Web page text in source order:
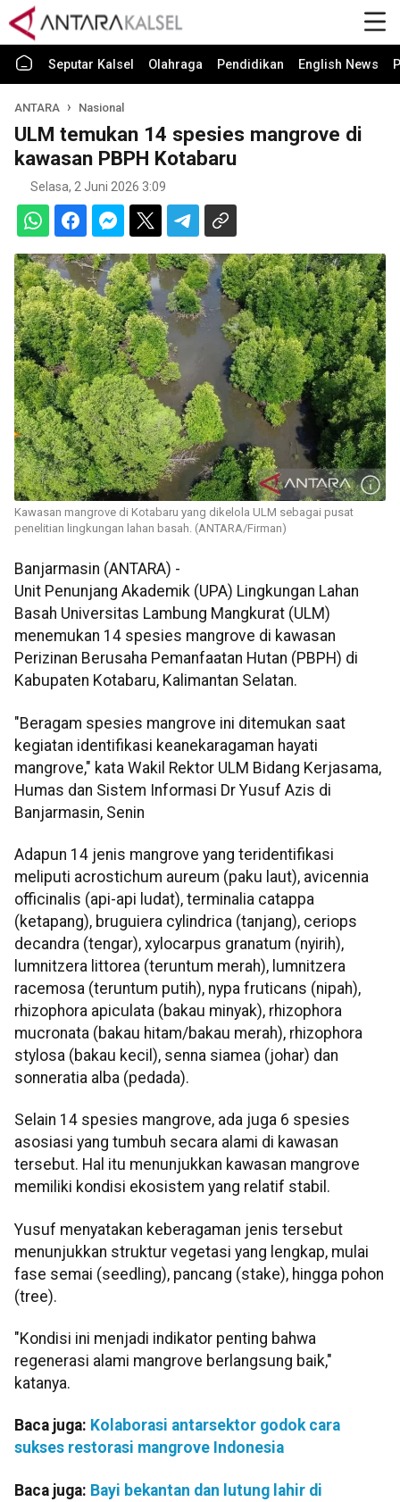
Seputar Kalsel Olahraga Pendidikan English News
ANTARA Nasional
ULM temukan 14 spesies mangrove di
kawasan PBPH Kotabaru
Selasa, 2 Juni 2026 3:09
Kawasan mangrove di Kotabaru yang dikelola ULM sebagai pusat
penelitian lingkungan lahan basah. (ANTARA/Firman)
Banjarmasin (ANTARA) -
Unit Penunjang Akademik (UPA) Lingkungan Lahan
Basah Universitas Lambung Mangkurat (ULM)
menemukan 14 spesies mangrove di kawasan
Perizinan Berusaha Pemanfaatan Hutan (PBPH) di
Kabupaten Kotabaru, Kalimantan Selatan.
"Beragam spesies mangrove ini ditemukan saat
kegiatan identifikasi keanekaragaman hayati
mangrove," kata Wakil Rektor ULM Bidang Kerjasama,
Humas dan Sistem Informasi Dr Yusuf Azis di
Banjarmasin, Senin
Adapun 14 jenis mangrove yang teridentifikasi
meliputi acrostichum aureum (paku laut), avicennia
officinalis (api-api ludat), terminalia catappa
(ketapang), bruguiera cylindrica (tanjang), ceriops
decandra (tengar), xylocarpus granatum (nyirih),
lumnitzera littorea (teruntum merah), lumnitzera
racemosa (teruntum putih), nypa fruticans (nipah),
rhizophora apiculata (bakau minyak), rhizophora
mucronata (bakau hitam/bakau merah), rhizophora
stylosa (bakau kecil), senna siamea (johar) dan
sonneratia alba (pedada).
Selain 14 spesies mangrove, ada juga 6 spesies
asosiasi yang tumbuh secara alami di kawasan
tersebut. Hal itu menunjukkan kawasan mangrove
memiliki kondisi ekosistem yang relatif stabil.
Yusuf menyatakan keberagaman jenis tersebut
menunjukkan struktur vegetasi yang lengkap, mulai
fase semai (seedling), pancang (stake), hingga pohon
(tree).
"Kondisi ini menjadi indikator penting bahwa
regenerasi alami mangrove berlangsung baik,"
katanya.
Baca juga: Kolaborasi antarsektor godok cara
sukses restorasi mangrove Indonesia
Baca juga: Bayi bekantan dan lutung lahir di